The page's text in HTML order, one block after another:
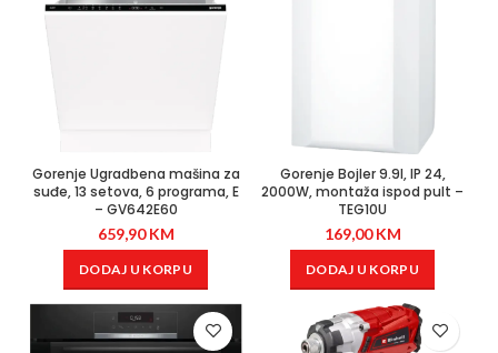
Gorenje Ugradbena mašina za
suđe, 13 setova, 6 programa, E
– GV642E60
659,90KM
DODAJ U KORPU
Gorenje Bojler 9.9l, IP 24,
2000W, montaža ispod pult –
TEG10U
169,00KM
DODAJ U KORPU